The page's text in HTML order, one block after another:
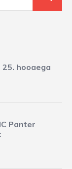
hooaega
Panter